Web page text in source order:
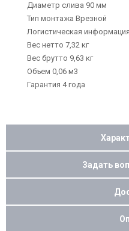
Диаметр слива 90 мм
Тип монтажа Врезной
Логистическая
Вес нетто 7,32 кг
Вес брутто 9,63 кг
Объем 0,06 м3
Гарантия 4 года
Задать